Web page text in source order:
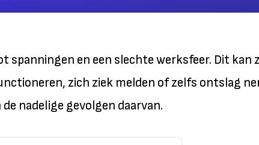
spanningen en een slechte werksfeer. Dit kan
zich ziek melden of zelfs ontslag
nadelige gevolgen daarvan.